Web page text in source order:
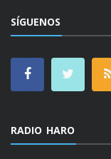
SÍGUENOS
RADIO HARO